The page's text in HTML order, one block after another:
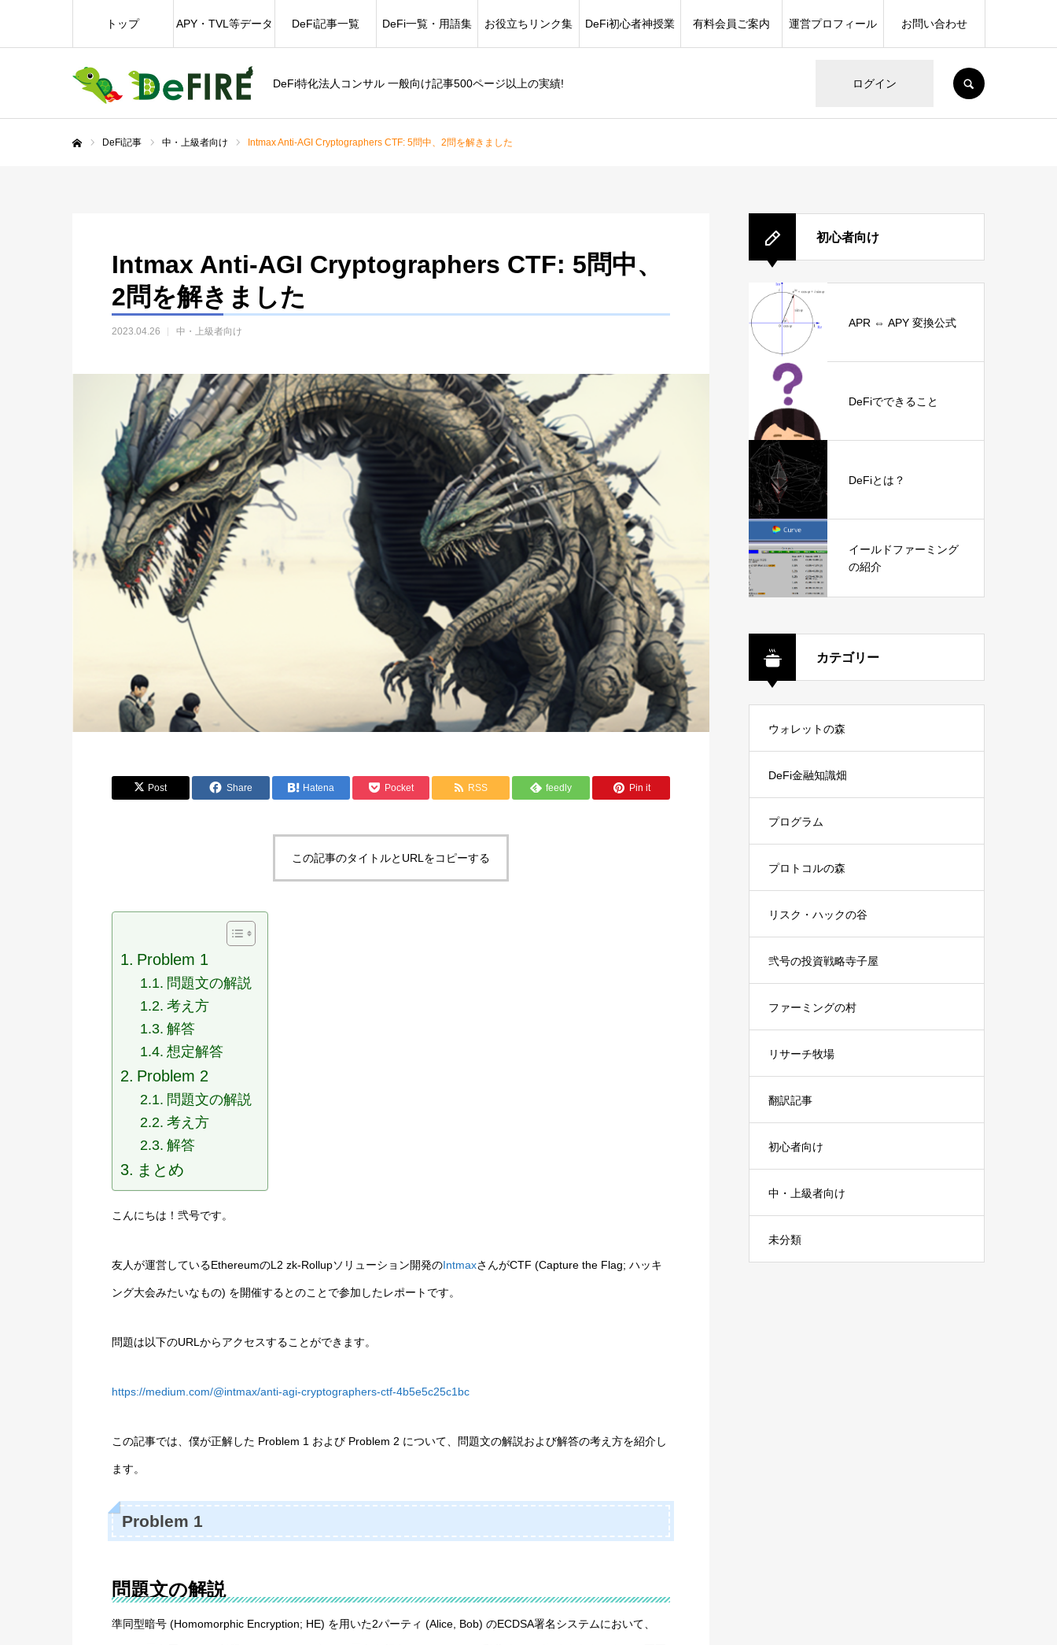
DeFi特化法人コンサル 一般向け記事500ページ以上の実績! ログイン
トップ APY・TVL等データ DeFi記事一覧 DeFi一覧・用語集 お役立ちリンク集 DeFi初心者神授業 有料会員ご案内 運営プロフィール お問い合わせ
DeFi記事 中・上級者向け Intmax Anti-AGI Cryptographers CTF: 5問中、2問を解きました
Intmax Anti-AGI Cryptographers CTF: 5問中、
2問を解きました
2023.04.26 中・上級者向け
Post Share Hatena Pocket RSS feedly Pin it
この記事のタイトルとURLをコピーする
Problem 1
問題文の解説
考え方
解答
想定解答
Problem 2
問題文の解説
考え方
解答
まとめ
こんにちは！弐号です。
友人が運営しているEthereumのL2 zk-Rollupソリューション開発のIntmaxさんがCTF (Capture the Flag; ハッキ
ング大会みたいなもの) を開催するとのことで参加したレポートです。
問題は以下のURLからアクセスすることができます。
https://medium.com/@intmax/anti-agi-cryptographers-ctf-4b5e5c25c1bc
この記事では、僕が正解した Problem 1 および Problem 2 について、問題文の解説および解答の考え方を紹介し
ます。
Problem 1
問題文の解説
準同型暗号 (Homomorphic Encryption; HE) を用いた2パーティ (Alice, Bob) のECDSA署名システムにおいて、
初心者向け
APR ⇔ APY 変換公式
DeFiでできること
DeFiとは？
イールドファーミング
の紹介
カテゴリー
ウォレットの森
DeFi金融知識畑
プログラム
プロトコルの森
リスク・ハックの谷
弐号の投資戦略寺子屋
ファーミングの村
リサーチ牧場
翻訳記事
初心者向け
中・上級者向け
未分類